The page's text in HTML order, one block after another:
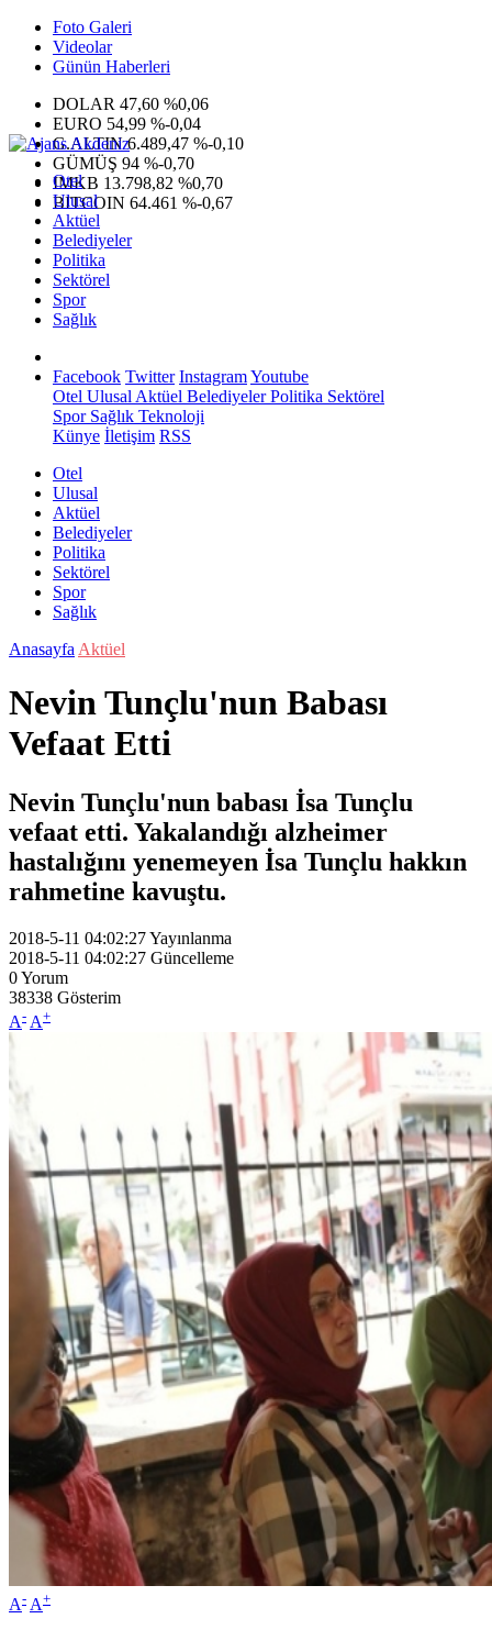
Foto Galeri
Videolar
Günün Haberleri
DOLAR 47,60 %0,06
EURO 54,99 %-0,04
G.ALTIN6.489,47 %-0,10
GÜMÜŞ 94 %-0,70
IMKB 13.798,82 %0,70
BITCOIN 64.461 %-0,67
Otel
Ulusal
Aktüel
Belediyeler
Politika
Sektörel
Spor
Sağlık
Facebook Twitter InstagramYoutube
Otel Ulusal Aktüel BelediyelerPolitika Sektörel
SporSağlık Teknoloji
Künye İletişim RSS
Otel
Ulusal
Aktüel
Belediyeler
Politika
Sektörel
Spor
Sağlık
Anasayfa Aktüel
Nevin Tunçlu'nun Babası
Vefaat Etti
Nevin Tunçlu'nun babası İsa Tunçlu
vefaat etti. Yakalandığı alzheimer
hastalığını yenemeyen İsa Tunçlu hakkın
rahmetine kavuştu.
2018-5-11 04:02:27Yayınlanma
2018-5-11 04:02:27 Güncelleme
0Yorum
38338 Gösterim
A- A+
A- A+